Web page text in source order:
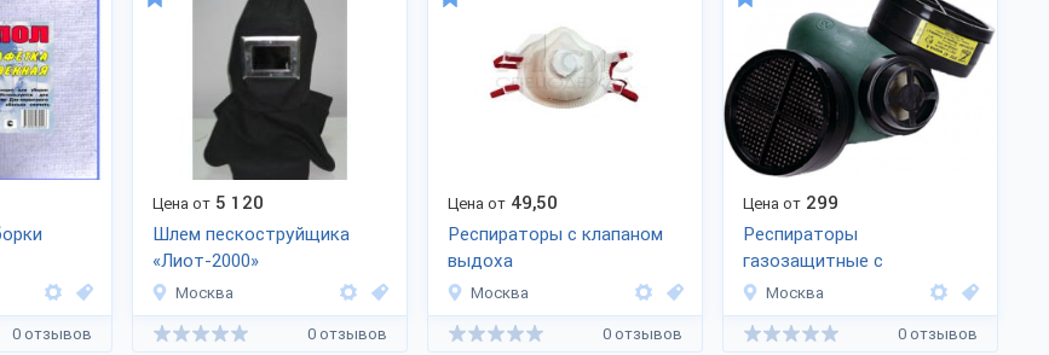
0 отзывов
Цена от 5 120
Шлем пескоструйщика
«Лиот-2000»
Москва
0 отзывов
Цена от 49,50
Респираторы с клапаном
выдоха
Москва
0 отзывов
Цена от 299
Респираторы
газозащитные с
фильтрами
Москва
0 отзывов